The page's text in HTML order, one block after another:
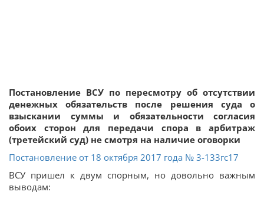
Постановление ВСУ по пересмотру об отсутствии
денежных обязательств после решения суда о
взыскании суммы и обязательности согласия
обоих сторон для передачи спора в арбитраж
(третейский суд) не смотря на наличие оговорки
Постановление от 18 октября 2017 года № 3-133гс17
ВСУ пришел к двум спорным, но довольно важным
выводам: